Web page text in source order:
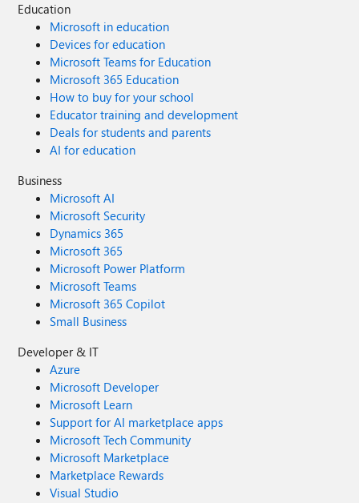
Education
Microsoft in education
Devices for education
Microsoft Teams for Education
Microsoft 365 Education
How to buy for your school
Educator training and development
Deals for students and parents
AI for education
Business
Microsoft AI
Microsoft Security
Dynamics 365
Microsoft 365
Microsoft Power Platform
Microsoft Teams
Microsoft 365 Copilot
Small Business
Developer & IT
Azure
Microsoft Developer
Microsoft Learn
Support for AI marketplace apps
Microsoft Tech Community
Microsoft Marketplace
Marketplace Rewards
Visual Studio